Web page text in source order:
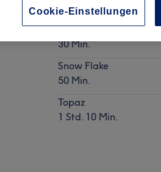
Details anzeigen
Ruby
30 Min.
Snow Flake
50 Min.
Topaz
1 Std. 10 Min.
Cookie-Einstellungen